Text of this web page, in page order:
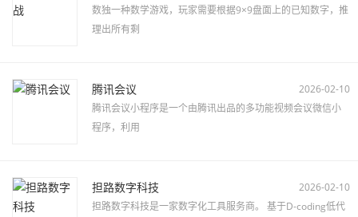
数独一种数学游戏，玩家需要根据9×9盘面上的已知数字，推
理出所有剩
腾讯会议
2026-02-10
腾讯会议小程序是一个由腾讯出品的多功能视频会议微信小
程序，利用
担路数字科技
2026-02-10
担路数字科技是一家数字化工具服务商。 基于D-coding低代